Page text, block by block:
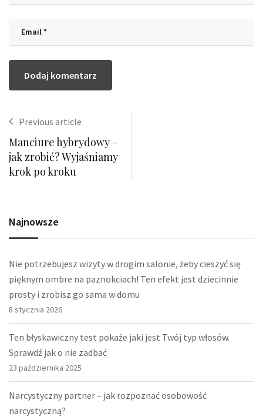
Previous article
Manciure hybrydowy –
jak zrobić? Wyjaśniamy
krok po kroku
Najnowsze
Nie potrzebujesz wizyty w drogim salonie, żeby cieszyć się
pięknym ombre na paznokciach! Ten efekt jest dziecinnie
prosty i zrobisz go sama w domu
8 stycznia 2026
Ten błyskawiczny test pokaże jaki jest Twój typ włosów.
Sprawdź jak o nie zadbać
23 października 2025
Narcystyczny partner – jak rozpoznać osobowość
narcystyczną?